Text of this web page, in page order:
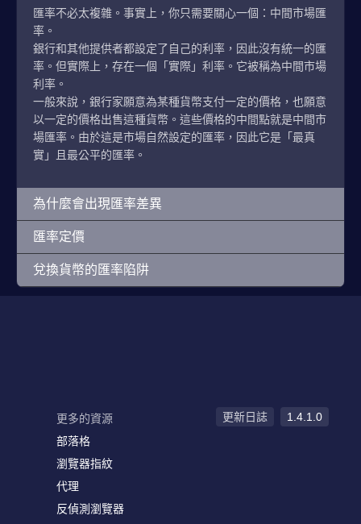
匯率不必太複雜。事實上，你只需要關心一個：中間市場匯
率。
銀行和其他提供者都設定了自己的利率，因此沒有統一的匯
率。但實際上，存在一個「實際」利率。它被稱為中間市場
利率。
一般來說，銀行家願意為某種貨幣支付一定的價格，也願意
以一定的價格出售這種貨幣。這些價格的中間點就是中間市
場匯率。由於這是市場自然設定的匯率，因此它是「最真
實」且最公平的匯率。
為什麼會出現匯率差異
匯率定價
兌換貨幣的匯率陷阱
更多的資源
部落格
瀏覽器指紋
代理
反偵測瀏覽器
更新日誌 1.4.1.0